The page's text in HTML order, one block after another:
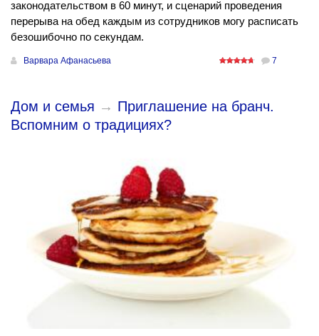
законодательством в 60 минут, и сценарий проведения
перерыва на обед каждым из сотрудников могу расписать
безошибочно по секундам.
Варвара Афанасьева 7
Дом и семья → Приглашение на бранч.
Вспомним о традициях?